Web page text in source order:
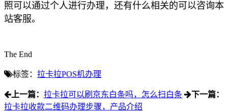
照可以通过个人进行办理，还有什么相关的可以咨询本
站客服。
The End
标签： 拉卡拉POS机办理
上一篇： 拉卡拉可以刷京东白条吗，怎么扫白条
下一篇：
拉卡拉收款二维码办理步骤，产品介绍